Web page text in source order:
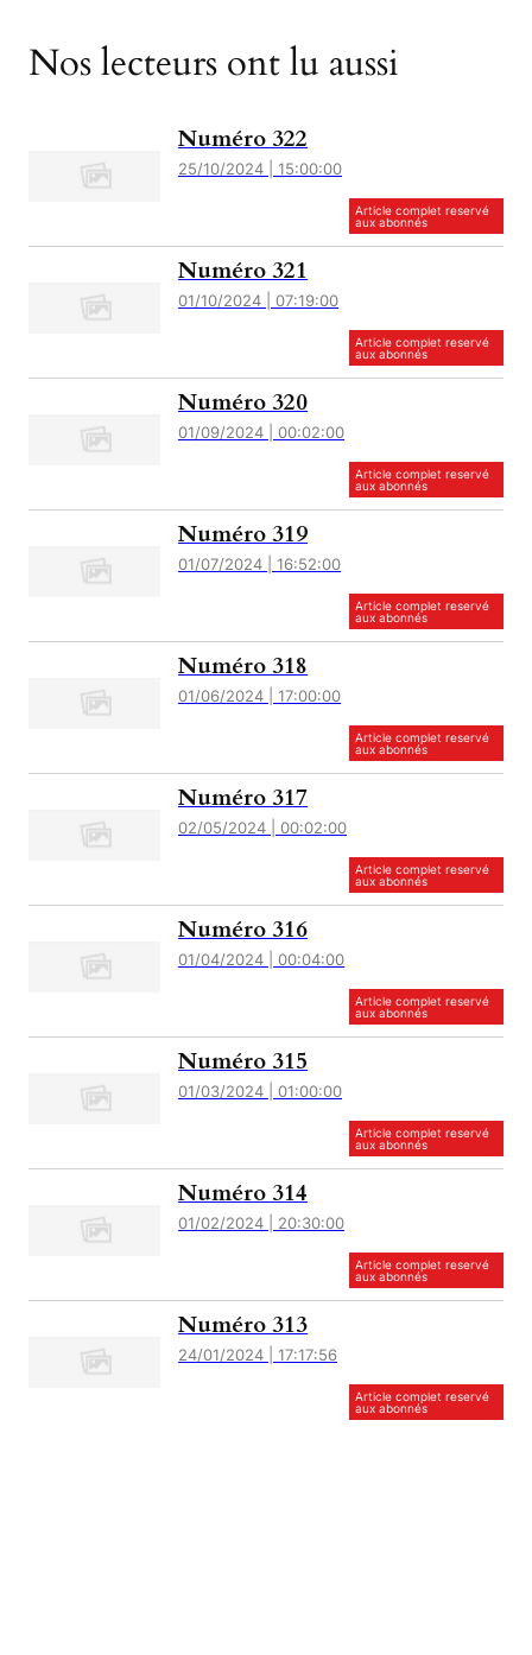
Nos lecteurs ont lu aussi
Numéro 322
25/10/2024 | 15:00:00
Article complet reservé
aux abonnés
Numéro 321
01/10/2024 | 07:19:00
Article complet reservé
aux abonnés
Numéro 320
01/09/2024 | 00:02:00
Article complet reservé
aux abonnés
Numéro 319
01/07/2024 | 16:52:00
Article complet reservé
aux abonnés
Numéro 318
01/06/2024 | 17:00:00
Article complet reservé
aux abonnés
Numéro 317
02/05/2024 | 00:02:00
Article complet reservé
aux abonnés
Numéro 316
01/04/2024 | 00:04:00
Article complet reservé
aux abonnés
Numéro 315
01/03/2024 | 01:00:00
Article complet reservé
aux abonnés
Numéro 314
01/02/2024 | 20:30:00
Article complet reservé
aux abonnés
Numéro 313
24/01/2024 | 17:17:56
Article complet reservé
aux abonnés